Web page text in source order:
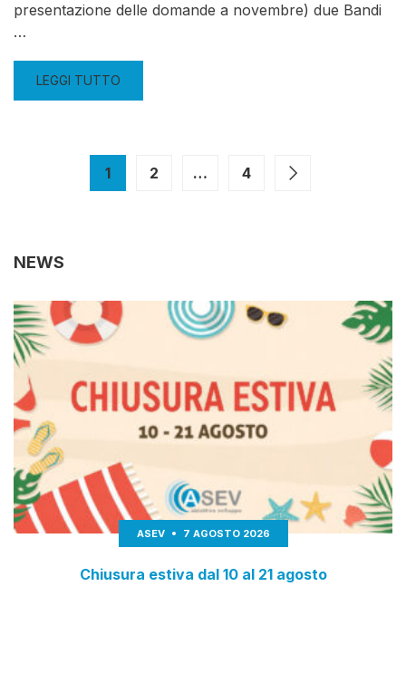
presentazione delle domande a novembre) due Bandi
…
LEGGI TUTTO
1 2 … 4
NEWS
ASEV 7 AGOSTO 2026
Chiusura estiva dal 10 al 21 agosto